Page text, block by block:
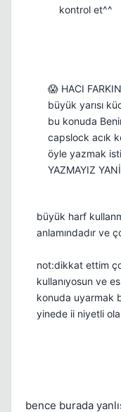
kontrol et^^
😱 HACI
büyük yarısı
bu konuda
capslock acık
öyle yazmak
YAZMAYIZ
büyük harf
anlamındadır ve
not:dikkat ettim
kullanıyosun ve
konuda uyarmak
yinede ii niyetli
bence burada